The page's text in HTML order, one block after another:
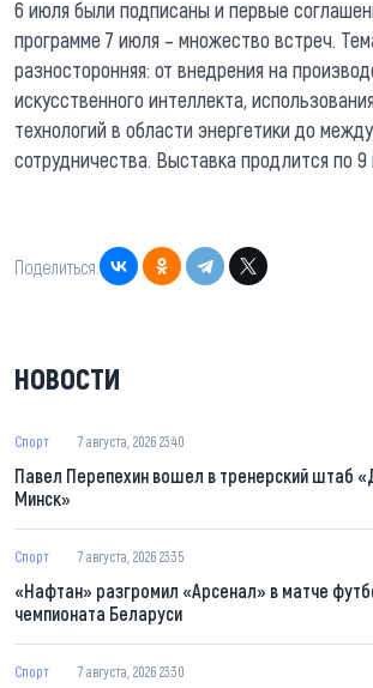
6 июля были подписаны и первые
программе 7 июля – множество встреч.
разносторонняя: от внедрения на
искусственного интеллекта,
технологий в области энергетики до
сотрудничества. Выставка продлится по 9
Поделиться:
НОВОСТИ
Спорт 7 августа, 2026 23:40
Павел Перепехин вошел в тренерский штаб
Минск»
Спорт 7 августа, 2026 23:35
«Нафтан» разгромил «Арсенал» в матче
чемпионата Беларуси
Спорт 7 августа, 2026 23:30